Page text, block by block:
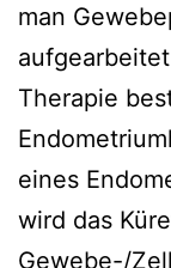
man
Therapie
eines
wird das
Gewebe-/